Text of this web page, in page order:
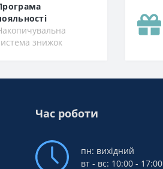
знижок
Час роботи
пн: вихідний
вт - вс: 10:00 - 17:00